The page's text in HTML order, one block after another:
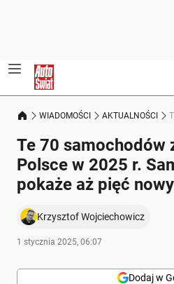
WIADOMOŚCI AKTUALNOŚCI
Te 70 samochodów
Polsce w 2025 r.
pokaże aż pięć
Krzysztof Wojciechowicz
1 stycznia 2025, 06:07
Dodaj w